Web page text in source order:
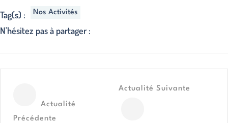
Tag(s) : Nos Activités
N'hésitez pas à partager :
Actualité
Précédente
Actualité Suivante